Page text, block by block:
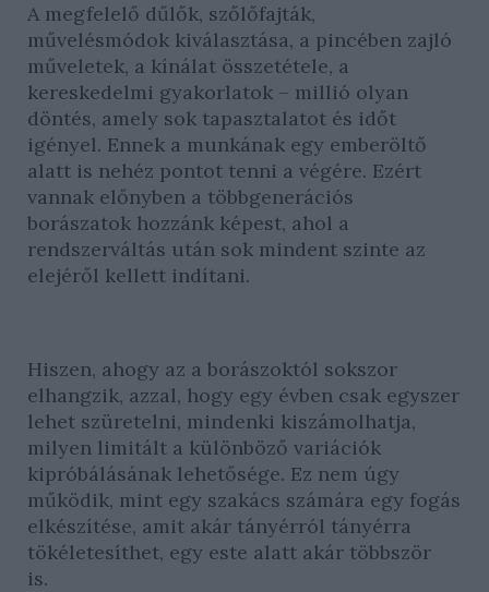
A megfelelő dűlők, szőlőfajták,
művelésmódok kiválasztása, a pincében zajló
műveletek, a kínálat összetétele, a
kereskedelmi gyakorlatok – millió olyan
döntés, amely sok tapasztalatot és időt
igényel. Ennek a munkának egy emberöltő
alatt is nehéz pontot tenni a végére. Ezért
vannak előnyben a többgenerációs
borászatok hozzánk képest, ahol a
rendszerváltás után sok mindent szinte az
elejéről kellett indítani.
Hiszen, ahogy az a borászoktól sokszor
elhangzik, azzal, hogy egy évben csak egyszer
lehet szüretelni, mindenki kiszámolhatja,
milyen limitált a különböző variációk
kipróbálásának lehetősége. Ez nem úgy
működik, mint egy szakács számára egy fogás
elkészítése, amit akár tányérról tányérra
tökéletesíthet, egy este alatt akár többször
is.